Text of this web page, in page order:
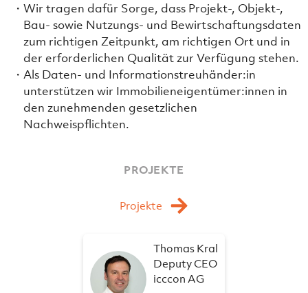
Wir tragen dafür Sorge, dass Projekt-, Objekt-,
Bau- sowie Nutzungs- und Bewirtschaftungsdaten
zum richtigen Zeitpunkt, am richtigen Ort und in
der erforderlichen Qualität zur Verfügung stehen.
Als Daten- und Informationstreuhänder:in
unterstützen wir Immobilieneigentümer:innen in
den zunehmenden gesetzlichen
Nachweispflichten.
PROJEKTE
Projekte
Thomas Kral
Deputy CEO
icccon AG